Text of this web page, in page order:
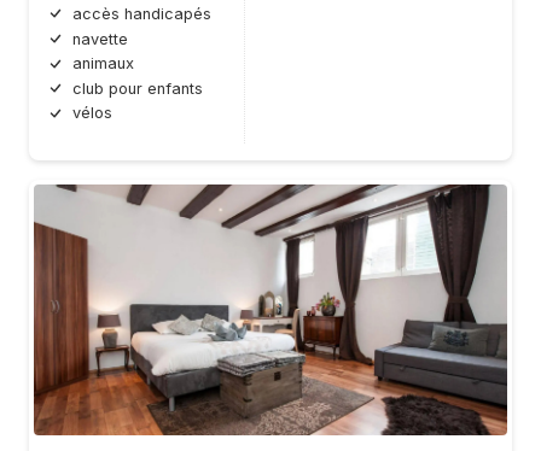
accès handicapés
navette
animaux
club pour enfants
vélos